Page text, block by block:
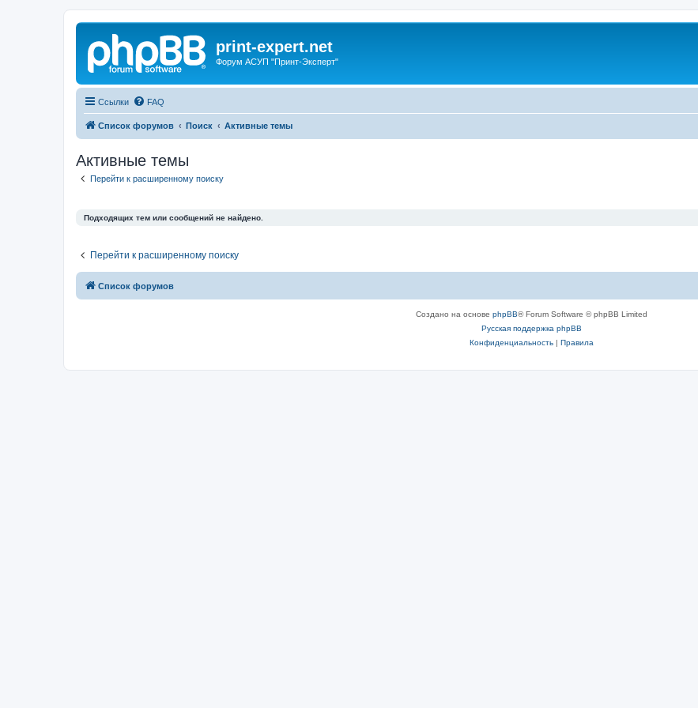
print-expert.net
Форум АСУП "Принт-Эксперт"
Ссылки FAQ
Список форумов Поиск Активные темы
Активные темы
Перейти к расширенному поиску
Подходящих тем или сообщений не найдено.
Перейти к расширенному поиску
Список форумов
Создано на основе phpBB® Forum Software © phpBB Limited
Русская поддержка phpBB
Конфиденциальность| Правила